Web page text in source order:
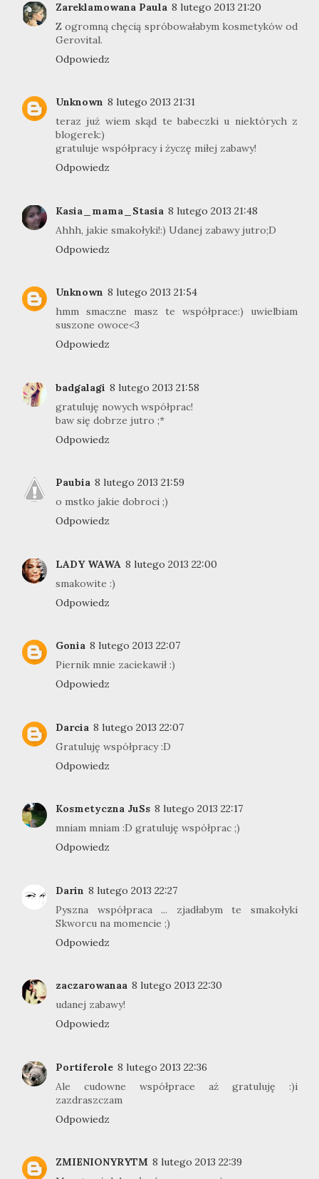
Zareklamowana Paula 8 lutego 2013 21:20
Z ogromną chęcią spróbowałabym kosmetyków od
Gerovital.
Odpowiedz
Unknown 8 lutego 2013 21:31
teraz już wiem skąd te babeczki u niektórych z
blogerek:)
gratuluje współpracy i życzę miłej zabawy!
Odpowiedz
Kasia_mama_Stasia 8 lutego 2013 21:48
Ahhh, jakie smakołyki!:) Udanej zabawy jutro;D
Odpowiedz
Unknown 8 lutego 2013 21:54
hmm smaczne masz te współprace:) uwielbiam
suszone owoce<3
Odpowiedz
badgalagi 8 lutego 2013 21:58
gratuluję nowych współprac!
baw się dobrze jutro ;*
Odpowiedz
Paubia 8 lutego 2013 21:59
o mstko jakie dobroci ;)
Odpowiedz
LADY WAWA 8 lutego 2013 22:00
smakowite :)
Odpowiedz
Gonia 8 lutego 2013 22:07
Piernik mnie zaciekawił :)
Odpowiedz
Darcia 8 lutego 2013 22:07
Gratuluję współpracy :D
Odpowiedz
Kosmetyczna JuSs 8 lutego 2013 22:17
mniam mniam :D gratuluję współprac ;)
Odpowiedz
Darin 8 lutego 2013 22:27
Pyszna współpraca ... zjadłabym te smakołyki
Skworcu na momencie ;)
Odpowiedz
zaczarowanaa 8 lutego 2013 22:30
udanej zabawy!
Odpowiedz
Portiferole 8 lutego 2013 22:36
Ale cudowne współprace aż gratuluję :)i
zazdraszczam
Odpowiedz
ZMIENIONYRYTM 8 lutego 2013 22:39